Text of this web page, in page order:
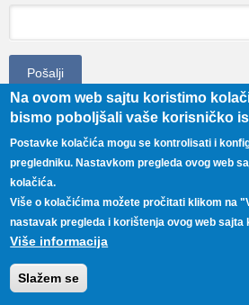
Politika Privatnosti
SOPAS video chanell
Kontakt
Na ovom web sajtu koristimo
bismo poboljšali vaše korisničko
Postavke kolačića mogu se kontrolisati i
pregledniku. Nastavkom pregleda ovog web
kolačića.
Više o kolačićima možete pročitati klikom na
nastavak pregleda i korištenja ovog web sajta
Više informacija
Slažem se